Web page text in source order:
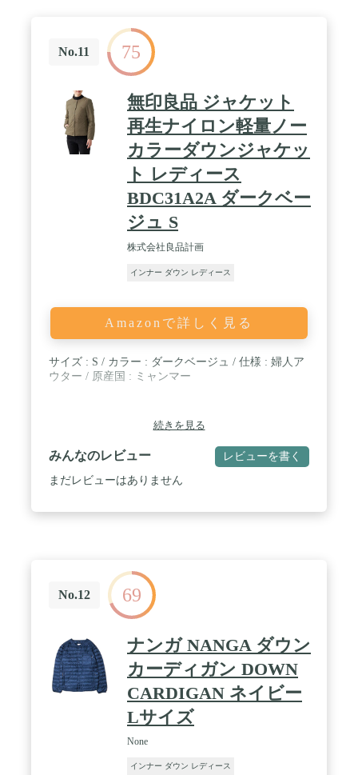
No.11 75
無印良品 ジャケット
再生ナイロン軽量ノー
カラーダウンジャケッ
ト レディース
BDC31A2A ダークベー
ジュ S
株式会社良品計画
インナー ダウン レディース
Amazonで詳しく見る
サイズ : S / カラー : ダークベージュ / 仕様 : 婦人ア
ウター / 原産国 : ミャンマー
続きを見る
みんなのレビュー レビューを書く
まだレビューはありません
No.12 69
ナンガ NANGA ダウン
カーディガン DOWN
CARDIGAN ネイビー
Lサイズ
None
インナー ダウン レディース